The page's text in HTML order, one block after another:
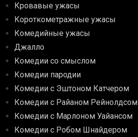
Кровавые ужасы
Короткометражные ужасы
Комедийные ужасы
Джалло
Комедии со смыслом
Комедии пародии
Комедии с Эштоном Катчером
Комедии с Райаном Рейнолдсом
Комедии с Марлоном Уайансом
Комедии с Робом Шнайдером